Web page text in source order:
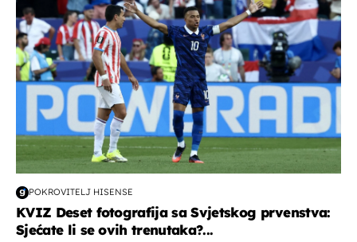
POKROVITELJ HISENSE
KVIZ Deset fotografija sa Svjetskog prvenstva:
Sjećate li se ovih trenutaka?...